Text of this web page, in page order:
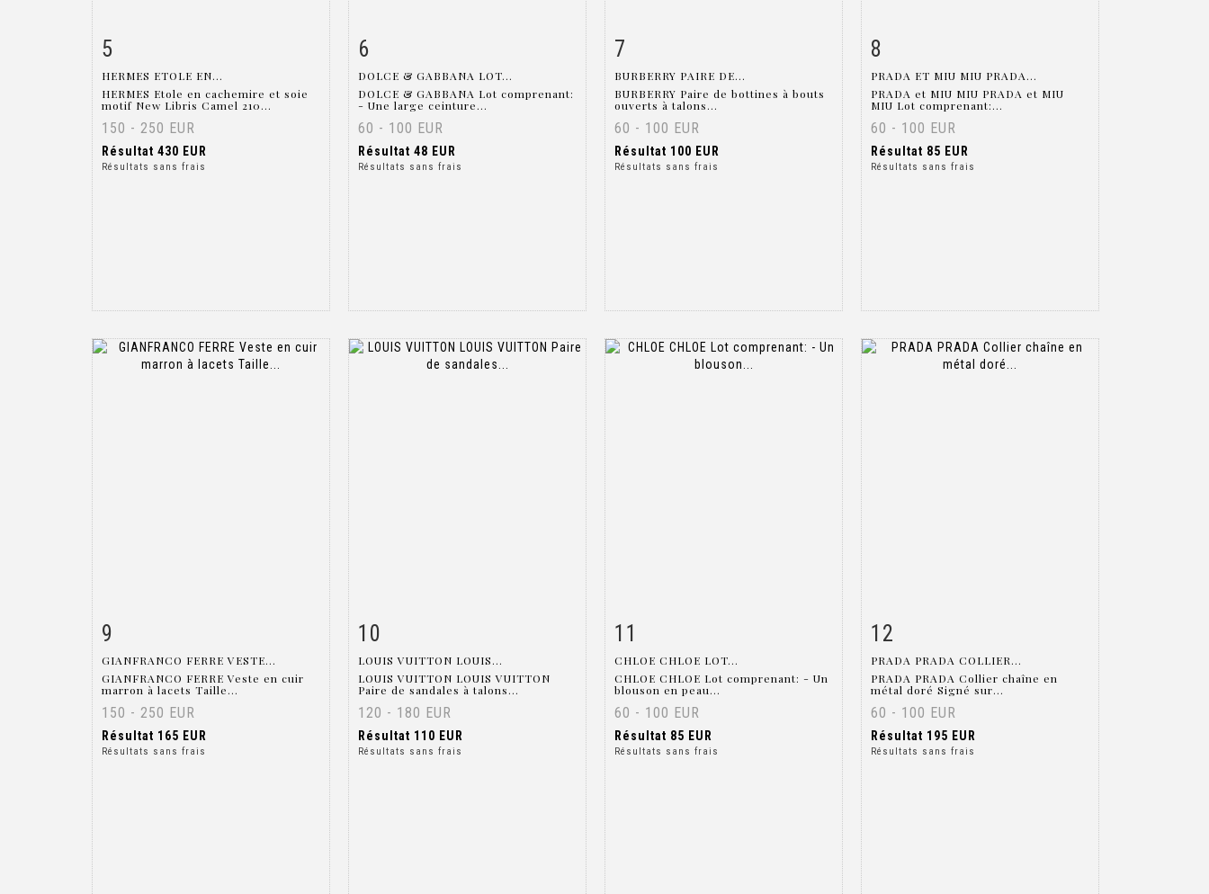
5
HERMES ETOLE EN...
HERMES Etole en cachemire et soie
motif New Libris Camel 210...
150 - 250 EUR
Résultat 430 EUR
Résultats sans frais
6
DOLCE & GABBANA LOT...
DOLCE & GABBANA Lot comprenant:
- Une large ceinture...
60 - 100 EUR
Résultat 48 EUR
Résultats sans frais
7
BURBERRY PAIRE DE...
BURBERRY Paire de bottines à bouts
ouverts à talons...
60 - 100 EUR
Résultat 100 EUR
Résultats sans frais
8
PRADA ET MIU MIU PRADA...
PRADA et MIU MIU PRADA et MIU
MIU Lot comprenant:...
60 - 100 EUR
Résultat 85 EUR
Résultats sans frais
9
GIANFRANCO FERRE VESTE...
GIANFRANCO FERRE Veste en cuir
marron à lacets Taille...
150 - 250 EUR
Résultat 165 EUR
Résultats sans frais
Fiche détaillée
10
LOUIS VUITTON LOUIS...
LOUIS VUITTON LOUIS VUITTON
Paire de sandales à talons...
120 - 180 EUR
Résultat 110 EUR
Résultats sans frais
Fiche détaillée
11
CHLOE CHLOE LOT...
CHLOE CHLOE Lot comprenant: - Un
blouson en peau...
60 - 100 EUR
Résultat 85 EUR
Résultats sans frais
Fiche détaillée
12
PRADA PRADA COLLIER...
PRADA PRADA Collier chaîne en
métal doré Signé sur...
60 - 100 EUR
Résultat 195 EUR
Résultats sans frais